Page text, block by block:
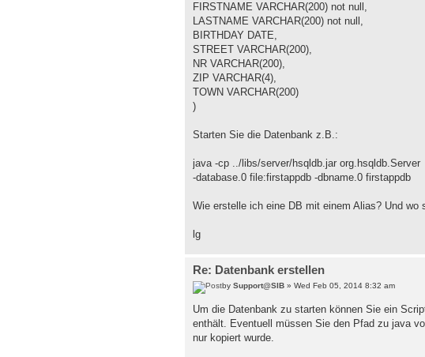
FIRSTNAME VARCHAR(200) not null,
LASTNAME VARCHAR(200) not null,
BIRTHDAY DATE,
STREET VARCHAR(200),
NR VARCHAR(200),
ZIP VARCHAR(4),
TOWN VARCHAR(200)
)
Starten Sie die Datenbank z.B.:
java -cp ../libs/server/hsqldb.jar org.hsqldb.Server
-database.0 file:firstappdb -dbname.0 firstappdb
Wie erstelle ich eine DB mit einem Alias? Und wo
lg
Re: Datenbank erstellen
by Support@SIB » Wed Feb 05, 2014 8:32 am
Um die Datenbank zu starten können Sie ein
enthält. Eventuell müssen Sie den Pfad zu java
nur kopiert wurde.